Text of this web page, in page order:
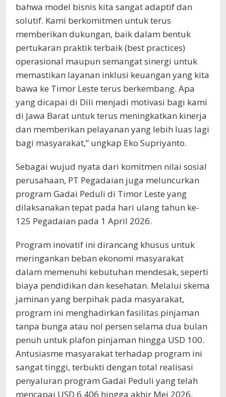
bahwa model bisnis kita sangat adaptif dan
solutif. Kami berkomitmen untuk terus
memberikan dukungan, baik dalam bentuk
pertukaran praktik terbaik (best practices)
operasional maupun semangat sinergi untuk
memastikan layanan inklusi keuangan yang kita
bawa ke Timor Leste terus berkembang. Apa
yang dicapai di Dili menjadi motivasi bagi kami
di Jawa Barat untuk terus meningkatkan kinerja
dan memberikan pelayanan yang lebih luas lagi
bagi masyarakat,” ungkap Eko Supriyanto.
Sebagai wujud nyata dari komitmen nilai sosial
perusahaan, PT Pegadaian juga meluncurkan
program Gadai Peduli di Timor Leste yang
dilaksanakan tepat pada hari ulang tahun ke-
125 Pegadaian pada 1 April 2026.
Program inovatif ini dirancang khusus untuk
meringankan beban ekonomi masyarakat
dalam memenuhi kebutuhan mendesak, seperti
biaya pendidikan dan kesehatan. Melalui skema
jaminan yang berpihak pada masyarakat,
program ini menghadirkan fasilitas pinjaman
tanpa bunga atau nol persen selama dua bulan
penuh untuk plafon pinjaman hingga USD 100.
Antusiasme masyarakat terhadap program ini
sangat tinggi, terbukti dengan total realisasi
penyaluran program Gadai Peduli yang telah
mencapai USD 6.406 hingga akhir Mei 2026.